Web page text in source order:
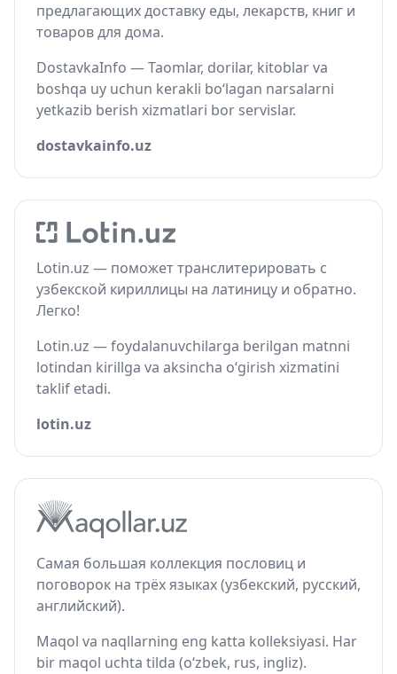
предлагающих доставку еды, лекарств, книг и
товаров для дома.
DostavkaInfo — Taomlar, dorilar, kitoblar va
boshqa uy uchun kerakli bo‘lagan narsalarni
yetkazib berish xizmatlari bor servislar.
dostavkainfo.uz
Lotin.uz — поможет транслитерировать с
узбекской кириллицы на латиницу и обратно.
Легко!
Lotin.uz — foydalanuvchilarga berilgan matnni
lotindan kirillga va aksincha o‘girish xizmatini
taklif etadi.
lotin.uz
Самая большая коллекция пословиц и
поговорок на трёх языках (узбекский, русский,
английский).
Maqol va naqllarning eng katta kolleksiyasi. Har
bir maqol uchta tilda (o‘zbek, rus, ingliz).